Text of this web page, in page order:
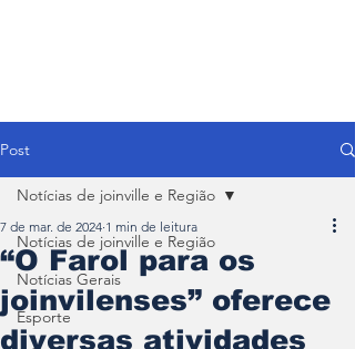
Post
Notícias de joinville e Região
Notícias Gerais
Esporte
Notícias de joinville e Região
“O Farol para os
joinvilenses” oferece
diversas atividades
7 de mar. de 2024 1 min de leitura